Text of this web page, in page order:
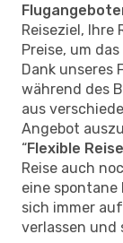
Reiseziel, Ihre
Preise, um
Dank unseres
während des
aus
Angebot
“Flexible
Reise auch
eine spontane
sich immer auf
verlassen und